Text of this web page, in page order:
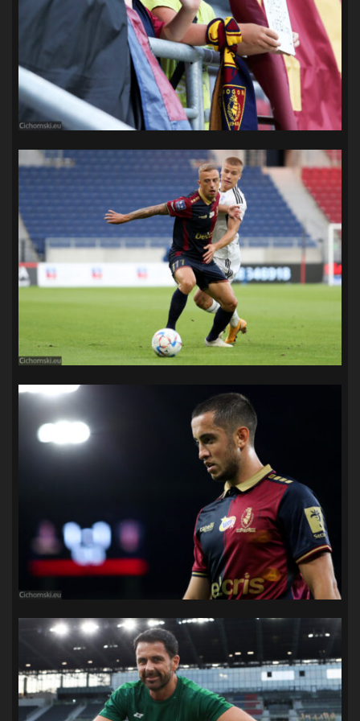
SANDRA SPA POGOŃ SZCZECIN(100) SIEDLECKA(63)
SPR POGOŃ SZCZECIN (72)
SPÓJNIA STARGARD STOCZNIA SZCZECIN(40)
SUPERLIGA KOBIET SUPERLIGA MĘŻCZYZN(92)
TAURON LIGA KOBIET (106) TENIS(26) TREFL SOPOT (26)
WYGRANA(43) ZAGŁĘBIE LUBIN(36) ŚLĄSK WROCŁAW (29)
STAT4U